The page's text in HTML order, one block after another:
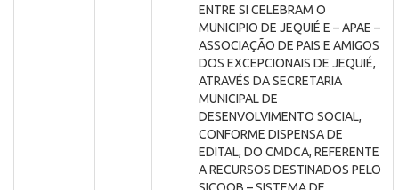
ENTRE SI CELEBRAM O
MUNICIPIO DE JEQUIÉ E – APAE –
ASSOCIAÇÃO DE PAIS E AMIGOS
DOS EXCEPCIONAIS DE JEQUIÉ,
ATRAVÉS DA SECRETARIA
MUNICIPAL DE
DESENVOLVIMENTO SOCIAL,
CONFORME DISPENSA DE
EDITAL, DO CMDCA, REFERENTE
A RECURSOS DESTINADOS PELO